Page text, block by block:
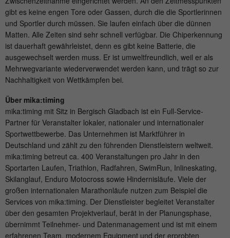
gibt es keine engen Tore oder Gassen, durch die die Sportlerinnen
und Sportler durch müssen. Sie laufen einfach über die dünnen
Matten. Alle Zeiten sind sehr schnell verfügbar. Die Chiperkennung
ist dauerhaft gewährleistet, denn es gibt keine Batterie, die
ausgewechselt werden muss. Er ist umweltfreundlich, weil er als
Mehrwegvariante wiederverwendet werden kann, und trägt so zur
Nachhaltigkeit von Wettkämpfen bei.
Über mika:timing
mika:timing mit Sitz in Bergisch Gladbach ist ein Full-Service-
Partner für Veranstalter lokaler, nationaler und internationaler
Sportwettbewerbe. Das Unternehmen ist Marktführer in
Deutschland und zählt zu den führenden Dienstleistern weltweit.
mika:timing betreut ca. 400 Veranstaltungen pro Jahr in den
Sportarten Laufen, Triathlon, Radfahren, SwimRun, Inlineskating,
Skilanglauf, Enduro Motocross sowie Hindernisläufe. Viele der
großen internationalen Marathonläufe nutzen zum Beispiel die
Services von mika:timing. Der Dienstleister begleitet Veranstalter
über den gesamten Projektverlauf, berät in der Planungsphase,
übernimmt Teilnehmer- und Datenmanagement und ist mit einem
erfahrenen Team, modernem Equipment und der erprobten
Zweck
Wird von Matomo genutzt, um
Seitenabrufe des Besuchers während der
Sitzung nachzuverfolgen.
Name _ga
Laufzeit 2 Jahre
Zweck
Dieses Cookie wird von Google Analytics
installiert. Das Cookie wird verwendet, um
Besucher-, Sitzungs- und
Kampagnendaten zu berechnen und die
Nutzung der Website für den
Analysebericht der Website zu verfolgen.
Die Cookies speichern Informationen
anonym und weisen eine randoly
generierte Nummer zu, um eindeutige